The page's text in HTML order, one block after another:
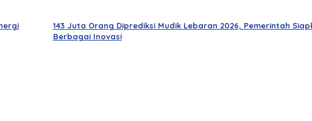
143 Juta Orang Diprediksi Mudik Lebaran 2026, Pemerintah
Berbagai Inovasi